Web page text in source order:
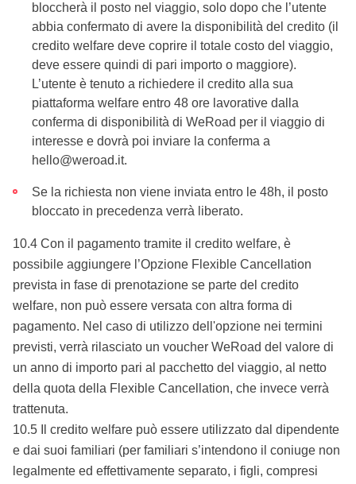
bloccherà il posto nel viaggio, solo dopo che l’utente
abbia confermato di avere la disponibilità del credito (il
credito welfare deve coprire il totale costo del viaggio,
deve essere quindi di pari importo o maggiore).
L’utente è tenuto a richiedere il credito alla sua
piattaforma welfare entro 48 ore lavorative dalla
conferma di disponibilità di WeRoad per il viaggio di
interesse e dovrà poi inviare la conferma a
hello@weroad.it.
Se la richiesta non viene inviata entro le 48h, il posto
bloccato in precedenza verrà liberato.
10.4 Con il pagamento tramite il credito welfare, è
possibile aggiungere l’Opzione Flexible Cancellation
prevista in fase di prenotazione se parte del credito
welfare, non può essere versata con altra forma di
pagamento. Nel caso di utilizzo dell'opzione nei termini
previsti, verrà rilasciato un voucher WeRoad del valore di
un anno di importo pari al pacchetto del viaggio, al netto
della quota della Flexible Cancellation, che invece verrà
trattenuta.
10.5 Il credito welfare può essere utilizzato dal dipendente
e dai suoi familiari (per familiari s’intendono il coniuge non
legalmente ed effettivamente separato, i figli, compresi